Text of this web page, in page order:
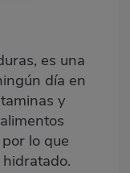
es una
día en
y
lo que